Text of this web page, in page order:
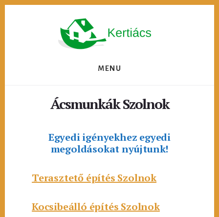
MENU
Ácsmunkák Szolnok
Egyedi igényekhez egyedi
megoldásokat nyújtunk!
Terasztető építés Szolnok
Kocsibeálló építés Szolnok